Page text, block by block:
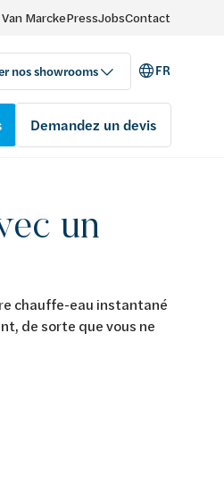
MarckePressJobsContact
nos showrooms FR
Demandez un devis
un
chauffe-eau instantané
de sorte que vous ne